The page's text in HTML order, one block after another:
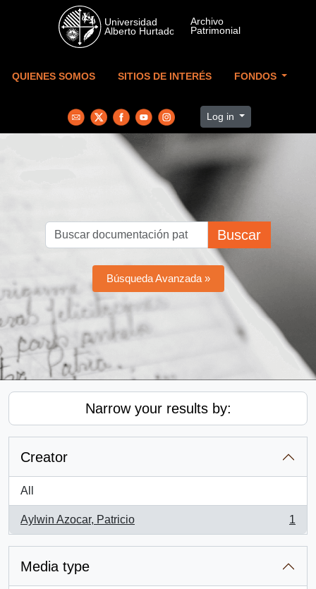
Skip to main content
QUIENES SOMOS SITIOS DE INTERÉS FONDOS
Log in
Buscar
Búsqueda Avanzada »
Narrow your results by:
Creator
All
Aylwin Azocar, Patricio
, 1 results
1
Media type